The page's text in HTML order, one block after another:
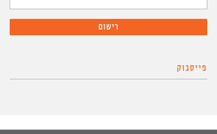
פייסבוק